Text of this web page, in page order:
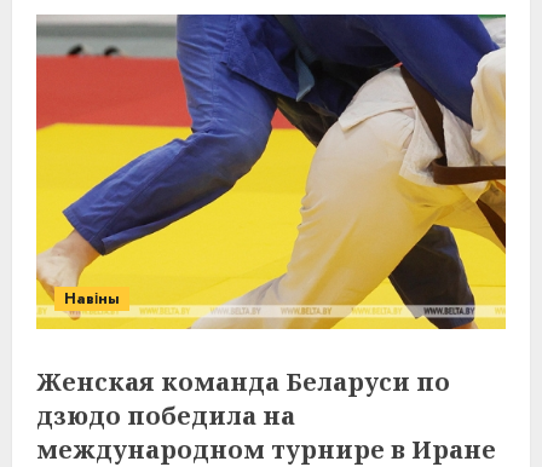
Навіны
Женская команда Беларуси по
дзюдо победила на
международном турнире в Иране